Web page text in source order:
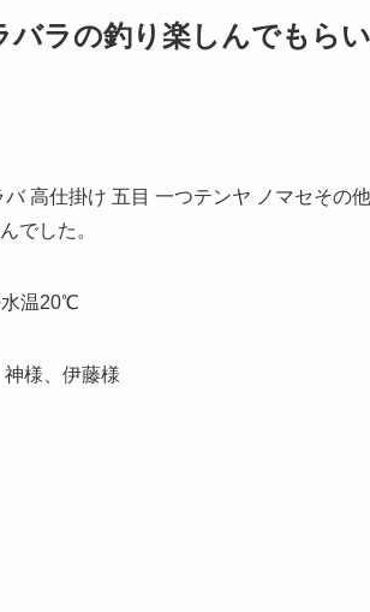
バラの釣り楽しんでもら
高仕掛け 五目 一つテンヤ ノマセその
でした。
水温20℃
様、伊藤様